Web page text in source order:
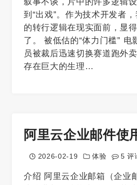
到“出戏”。作为技术开发者
的转行逻辑在现实面前，显
了。 被低估的“体力门槛” 电
员被裁后迅速切换赛道跑外
存在巨大的生理…
阿里云企业邮件使
2026-02-19 体验 5 评
介绍 阿里云企业邮箱（企业